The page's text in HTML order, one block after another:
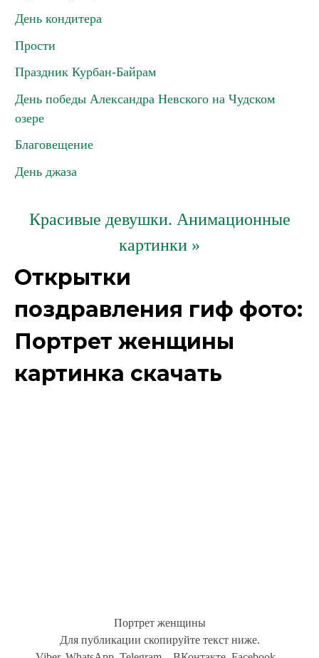
День кондитера
Прости
Праздник Курбан-Байрам
День победы Александра Невского на Чудском
озере
Благовещение
День джаза
Красивые девушки. Анимационные
картинки »
Открытки
поздравления гиф фото:
Портрет женщины
картинка скачать
Портрет женщины
Для публикации скопируйте текст ниже.